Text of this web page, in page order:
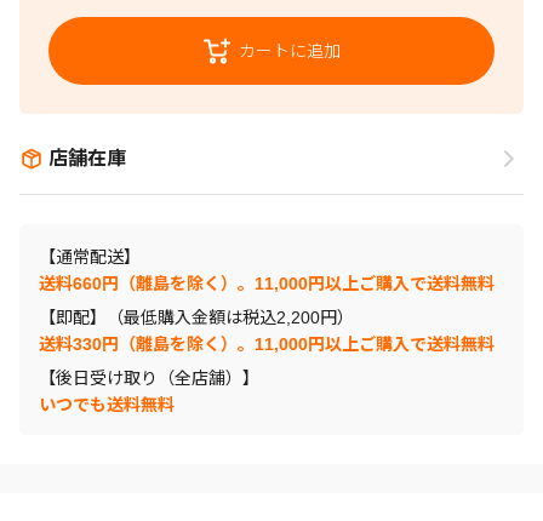
カートに追加
店舗在庫
【通常配送】
送料660円（離島を除く）。11,000円以上ご購入で送料無料
【即配】（最低購入金額は税込2,200円）
送料330円（離島を除く）。11,000円以上ご購入で送料無料
【後日受け取り（全店舗）】
いつでも送料無料